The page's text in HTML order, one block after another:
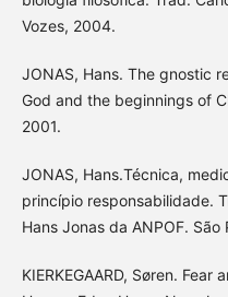
Vozes, 2004.
JONAS, Hans. The gnostic
God and the beginnings of
2001.
JONAS, Hans.Técnica,
princípio responsabilidade.
Hans Jonas da ANPOF. São
KIERKEGAARD, Søren.